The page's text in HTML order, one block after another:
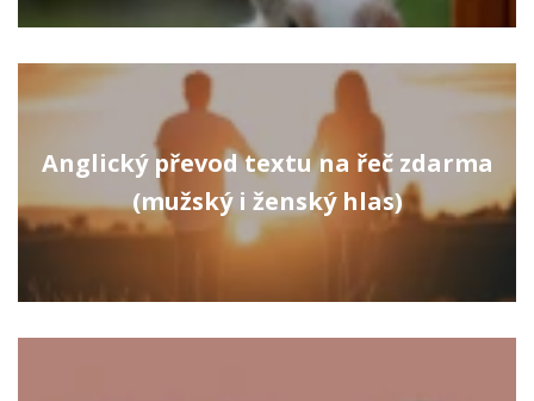
Anglický převod textu na řeč zdarma
(mužský i ženský hlas)